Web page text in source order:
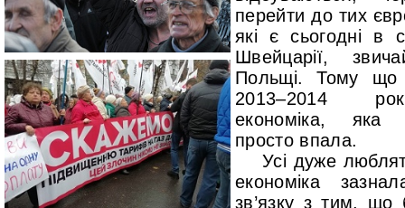
перейти до тих
які є сьогодні в
Швейцарії,
Польщі. Тому що
2013–2014
економіка, яка
просто впала.
Усі дуже
економіка
зв’язку з тим,